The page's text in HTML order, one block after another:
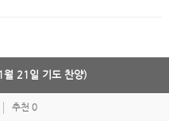
21일 기도 찬양)
추천 0